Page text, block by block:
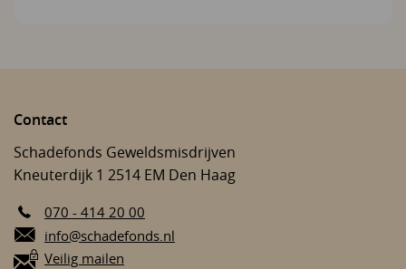
Contact
Schadefonds Geweldsmisdrijven
Kneuterdijk 1 2514 EM Den Haag
070 - 414 20 00
E-mail:
info@schadefonds.nl
Veilig mailen